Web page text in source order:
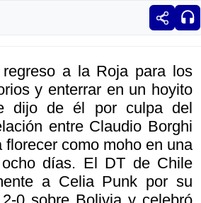
a la Roja para los
y enterrar en un hoyito
dijo de él por culpa del
entre Claudio Borghi
florecer como moho en una
días. El DT de Chile
a Celia Punk por su